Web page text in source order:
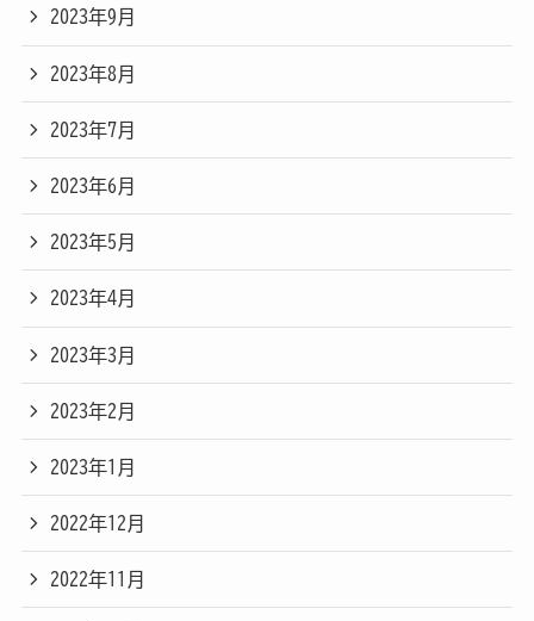
2023年9月
2023年8月
2023年7月
2023年6月
2023年5月
2023年4月
2023年3月
2023年2月
2023年1月
2022年12月
2022年11月